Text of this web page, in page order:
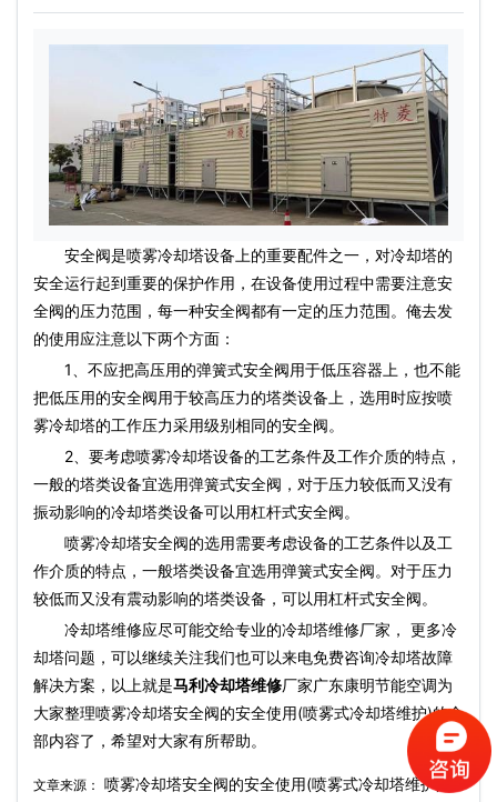
安全阀是喷雾冷却塔设备上的重要配件之一，对冷却塔的
安全运行起到重要的保护作用，在设备使用过程中需要注意安
全阀的压力范围，每一种安全阀都有一定的压力范围。俺去发
的使用应注意以下两个方面：
1、不应把高压用的弹簧式安全阀用于低压容器上，也不能
把低压用的安全阀用于较高压力的塔类设备上，选用时应按喷
雾冷却塔的工作压力采用级别相同的安全阀。
2、要考虑喷雾冷却塔设备的工艺条件及工作介质的特点，
一般的塔类设备宜选用弹簧式安全阀，对于压力较低而又没有
振动影响的冷却塔类设备可以用杠杆式安全阀。
喷雾冷却塔安全阀的选用需要考虑设备的工艺条件以及工
作介质的特点，一般塔类设备宜选用弹簧式安全阀。对于压力
较低而又没有震动影响的塔类设备，可以用杠杆式安全阀。
冷却塔维修应尽可能交给专业的冷却塔维修厂家， 更多冷
却塔问题，可以继续关注我们也可以来电免费咨询冷却塔故障
解决方案，以上就是马利冷却塔维修厂家广东康明节能空调为
大家整理喷雾冷却塔安全阀的安全使用(喷雾式冷却塔维护)的全
部内容了，希望对大家有所帮助。
文章来源： 喷雾冷却塔安全阀的安全使用(喷雾式冷却塔维护)